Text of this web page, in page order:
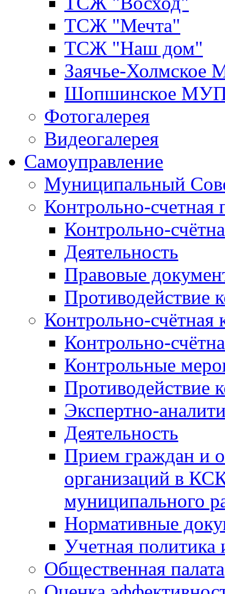
ТСЖ "Мечта"
ТСЖ "Наш дом"
Заячье-
Шопшинское
Фотогалерея
Видеогалерея
Самоуправление
Муниципальный
Контрольно-счетная
Контрольно-
Деятельность
Правовые
Противодействие
Контрольно-счётная
Контрольно-
Контрольные
Противодействие
Экспертно-
Деятельность
Прием граждан и
организаций в
муниципального
Нормативные
Учетная политика
Общественная палата